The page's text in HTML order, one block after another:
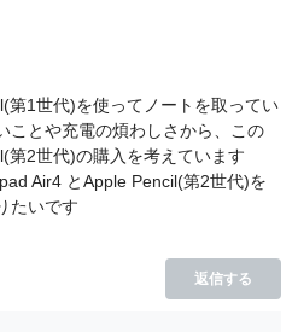
第1世代)を使ってノートを取ってい
ことや充電の煩わしさから、この
第2世代)の購入を考えています
Air4 とApple Pencil(第2世代)を
たいです
返信する